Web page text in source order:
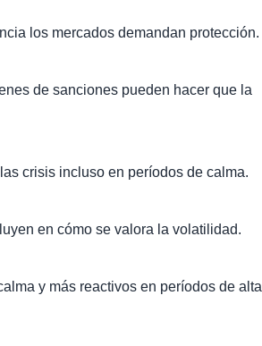
los mercados demandan protección.
de sanciones pueden hacer que la
crisis incluso en períodos de calma.
en cómo se valora la volatilidad.
y más reactivos en períodos de alta